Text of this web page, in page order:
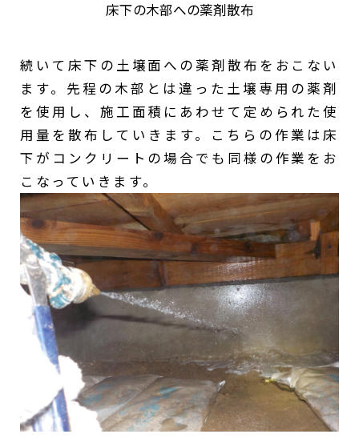
床下の木部への薬剤散布
続いて床下の土壌面への薬剤散布をおこない
ます。先程の木部とは違った土壌専用の薬剤
を使用し、施工面積にあわせて定められた使
用量を散布していきます。こちらの作業は床
下がコンクリートの場合でも同様の作業をお
こなっていきます。